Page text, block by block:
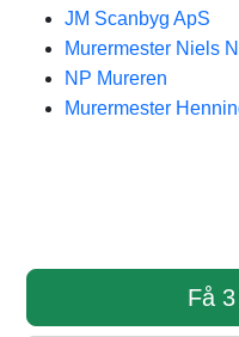
JM Scanbyg ApS
Murermester Niels
NP Mureren
Murermester
Få